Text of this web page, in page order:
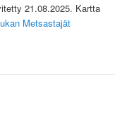
21.08.2025. Kartta
Metsastajät